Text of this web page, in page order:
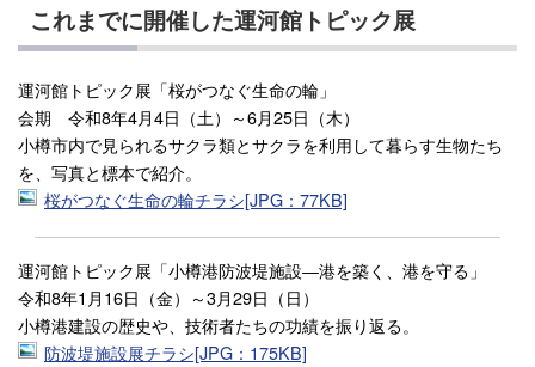
これまでに開催した運河館トピック展
運河館トピック展「桜がつなぐ生命の輪」
会期 令和8年4月4日（土）～6月25日（木）
小樽市内で見られるサクラ類とサクラを利用して暮らす生物たち
を、写真と標本で紹介。
桜がつなぐ生命の輪チラシ[JPG：77KB]
運河館トピック展「小樽港防波堤施設―港を築く、港を守る」
令和8年1月16日（金）～3月29日（日）
小樽港建設の歴史や、技術者たちの功績を振り返る。
防波堤施設展チラシ[JPG：175KB]